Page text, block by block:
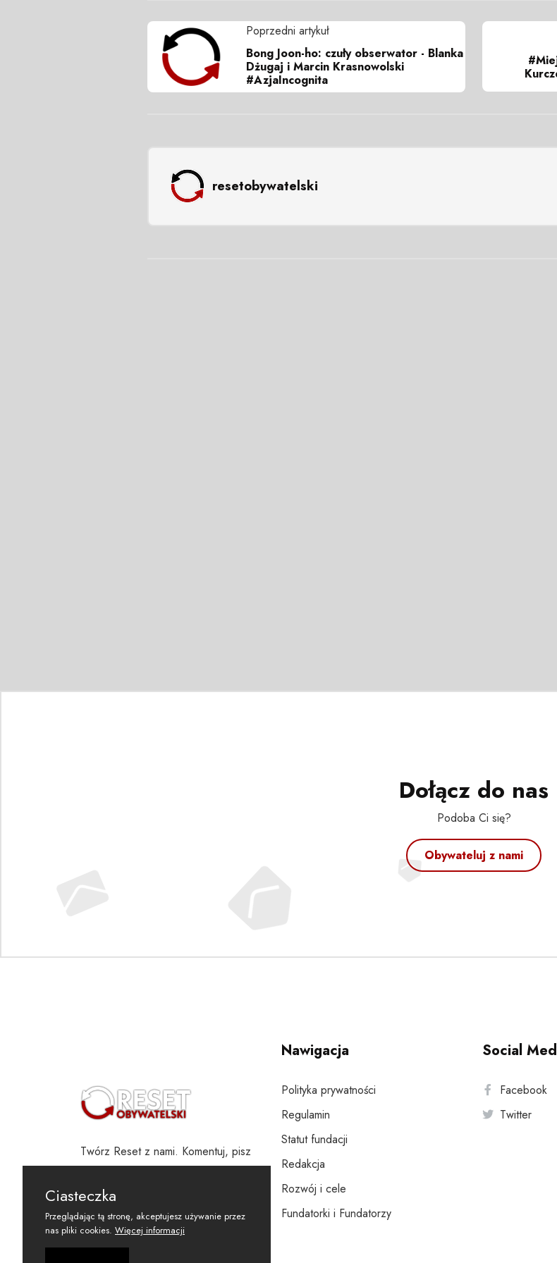
Poprzedni artykuł
Bong Joon-ho: czuły obserwator - Blanka
Dżugaj i Marcin Krasnowolski
#AzjaIncognita
resetobywatelski
Dołącz do nas
Podoba Ci się?
Obywateluj z nami
Twórz Reset z nami. Komentuj, pisz
i wspieraj
Nawigacja
Polityka prywatności
Regulamin
Statut fundacji
Redakcja
Rozwój i cele
Fundatorki i Fundatorzy
Social
Facebook
Twitter
Ciasteczka
Przeglądając tą stronę, akceptujesz używanie przez
nas pliki cookies. Więcej informacji